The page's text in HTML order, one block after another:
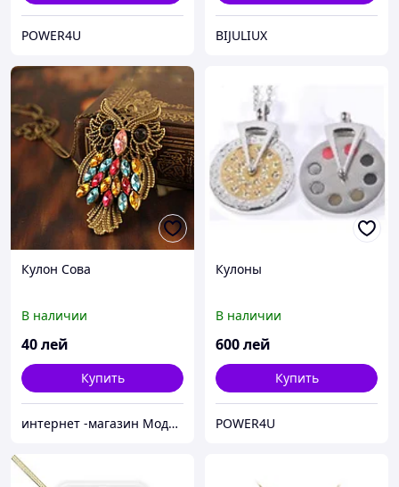
POWER4U BIJULIUX
Кулон Сова
В наличии
40лей
Купить
интернет -магазин Модняшка
Кулоны
В наличии
600лей
Купить
POWER4U